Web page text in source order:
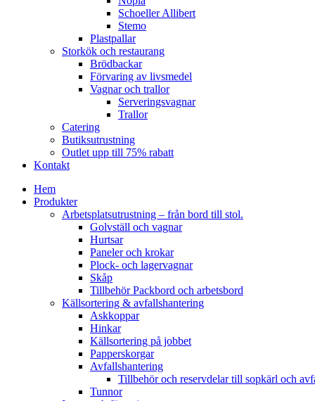
Schoeller Allibert
Stemo
Plastpallar
Storkök och restaurang
Brödbackar
Förvaring av livsmedel
Vagnar och trallor
Serveringsvagnar
Trallor
Catering
Butiksutrustning
Outlet upp till 75% rabatt
Kontakt
Hem
Produkter
Arbetsplatsutrustning – från bord till stol.
Golvställ och vagnar
Hurtsar
Paneler och krokar
Plock- och lagervagnar
Skåp
Tillbehör Packbord och arbetsbord
Källsortering & avfallshantering
Askkoppar
Hinkar
Källsortering på jobbet
Papperskorgar
Avfallshantering
Tillbehör och reservdelar till sopkärl och
Tunnor